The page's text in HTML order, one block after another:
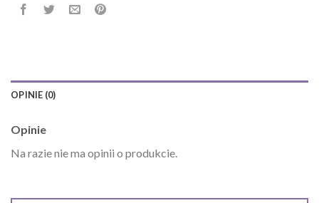
OPINIE (0)
Opinie
Na razie nie ma opinii o produkcie.